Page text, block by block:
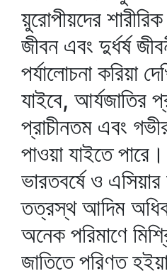
য়ুরোপীয়দের
জীবন এবং দুর্ধর্ষ
পর্যালোচনা করিয়া
যাইবে, আর্যজাতির
প্রাচীনতম এবং
পাওয়া যাইতে
ভারতবর্ষে ও
তত্রস্থ আদিম
অনেক পরিমাণে
জাতিতে পরিণত